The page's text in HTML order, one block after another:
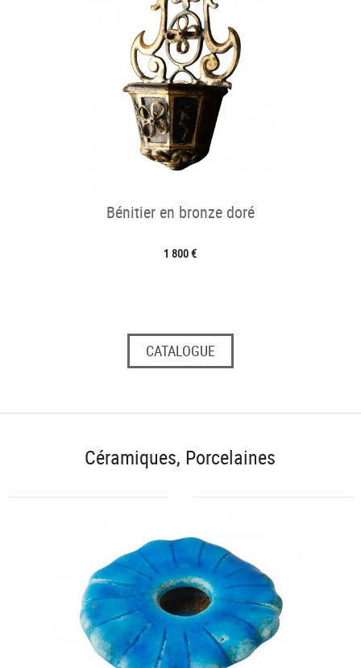
Bénitier en bronze doré
1 800 €
CATALOGUE
Céramiques, Porcelaines